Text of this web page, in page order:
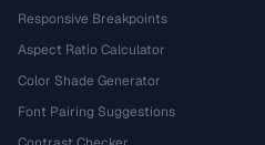
Responsive Breakpoints
Aspect Ratio Calculator
Color Shade Generator
Font Pairing Suggestions